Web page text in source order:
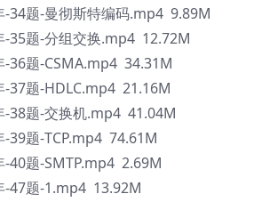
题-曼彻斯特编码.mp4 9.89M
题-分组交换.mp4 12.72M
题-CSMA.mp4 34.31M
题-HDLC.mp4 21.16M
题-交换机.mp4 41.04M
题-TCP.mp4 74.61M
题-SMTP.mp4 2.69M
题-1.mp4 13.92M